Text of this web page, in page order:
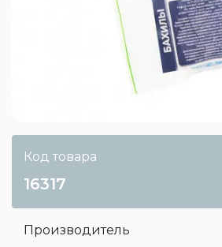
Код товара
16317
Производитель